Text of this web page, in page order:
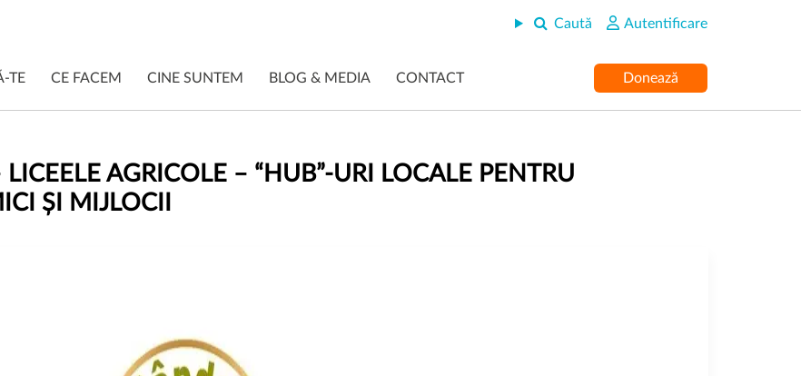
Caută Autentificare
TE CE FACEM CINE SUNTEM BLOG & MEDIA CONTACT Donează
AGRICOLE – “HUB”-URI LOCALE PENTRU
ȘI MIJLOCII